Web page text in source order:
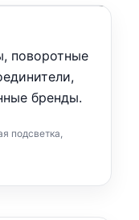
поворотные
бренды.
подсветка,